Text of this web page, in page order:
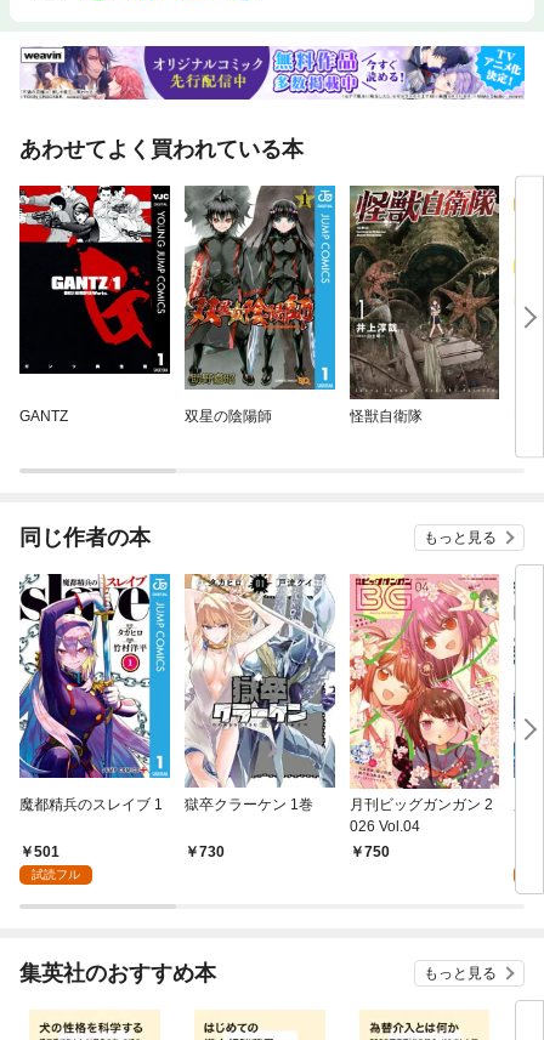
あわせてよく買われている本
GANTZ 双星の陰陽師 怪獣自衛隊
同じ作者の本 もっと見る
魔都精兵のスレイブ 1
501
試読フル
獄卒クラーケン 1巻
730
月刊ビッグガンガン 2
026 Vol.04
750
集英社のおすすめ本 もっと見る